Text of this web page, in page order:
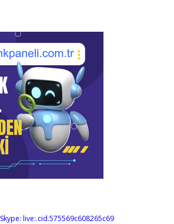
Skype: live:.cid.575569c608265c69